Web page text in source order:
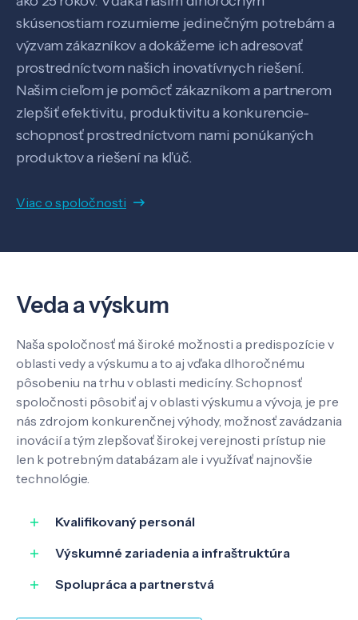
SK EN
skúsenostiam rozumieme jedinečným potrebám a
výzvam zákazníkov a dokážeme ich adresovať
prostredníctvom našich inovatívnych riešení.
Našim cieľom je pomôcť zákazníkom a partnerom
zlepšiť efektivitu, produktivitu a konkurencie-
schopnosť prostredníctvom nami ponúkaných
produktov a riešení na kľúč.
Viac o spoločnosti
Veda a výskum
Naša spoločnosť má široké možnosti a predispozície v
oblasti vedy a výskumu a to aj vďaka dlhoročnému
pôsobeniu na trhu v oblasti medicíny. Schopnosť
spoločnosti pôsobiť aj v oblasti výskumu a vývoja, je pre
nás zdrojom konkurenčnej výhody, možnosť zavádzania
inovácií a tým zlepšovať širokej verejnosti prístup nie
len k potrebným databázam ale i využívať najnovšie
technológie.
Kvalifikovaný personál
Výskumné zariadenia a infraštruktúra
Spolupráca a partnerstvá